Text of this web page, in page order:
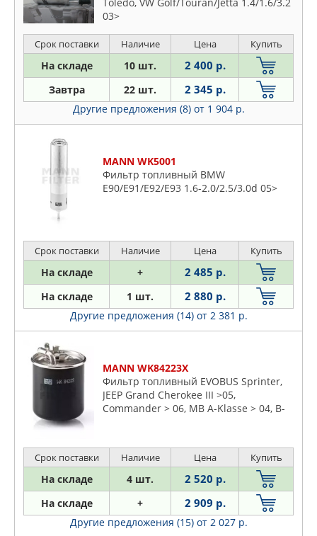
TOYOTA
TRUCKTEC AUTOMOTIVE
TSN
UFI
VALEO PHC
VOLVO
WINKOD
YUIL
YUNXIN
ZEKKERT
ZENTPARTS
ZIKMAR
ZOMMER
ЛАДА
03>
Срок поставки Наличие Цена Купить
На складе 10 шт. 2 400 р.
Завтра 22 шт. 2 345 р.
Другие предложения (8) от 1 904 р.
MANN WK5001
Фильтр топливный BMW
E90/E91/E92/E93 1.6-2.0/2.5/3.0d 05>
Срок поставки Наличие Цена Купить
На складе + 2 485 р.
На складе 1 шт. 2 880 р.
Другие предложения (14) от 2 381 р.
MANN WK84223X
Фильтр топливный EVOBUS Sprinter,
JEEP Grand Cherokee III >05,
Commander > 06, MB A-Klasse > 04, B-
Срок поставки Наличие Цена Купить
На складе 4 шт. 2 520 р.
На складе + 2 909 р.
Другие предложения (15) от 2 027 р.